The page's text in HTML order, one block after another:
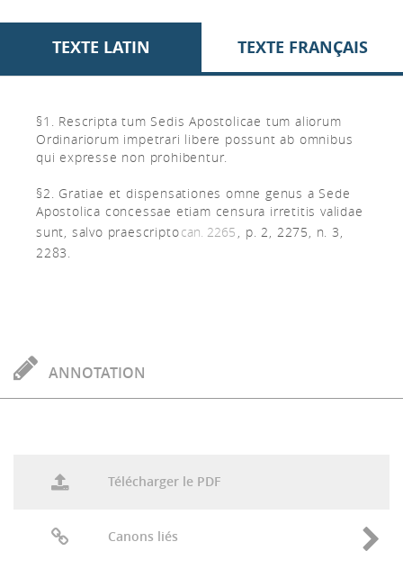
TEXTE LATIN TEXTE FRANÇAIS
§1. Rescripta tum Sedis Apostolicae tum aliorum
Ordinariorum impetrari libere possunt ab omnibus
qui expresse non prohibentur.
§2. Gratiae et dispensationes omne genus a Sede
Apostolica concessae etiam censura irretitis validae
sunt, salvo praescriptocan. 2265 , p. 2, 2275, n. 3,
2283.
ANNOTATION
Télécharger le PDF
Canons liés